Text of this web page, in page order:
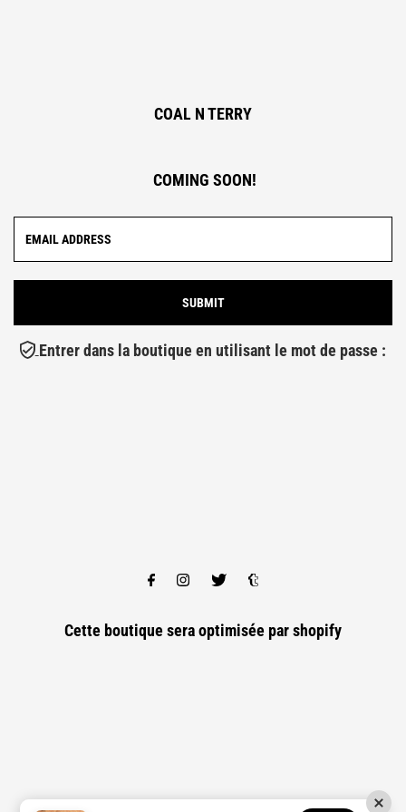
COAL N TERRY
COMING SOON!
Entrer dans la boutique en utilisant le mot de passe :
Cette boutique sera optimisée parshopify